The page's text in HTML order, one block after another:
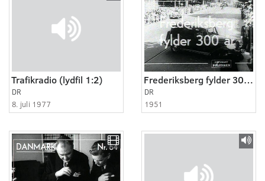
Trafikradio (lydfil 1:2)
DR
8. juli 1977
Frederiksberg fylder 300 år
DR
1951